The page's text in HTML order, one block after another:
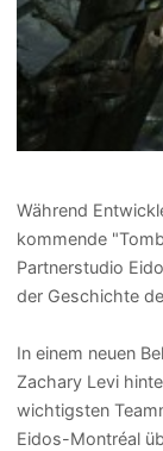
Während
kommende
Partnerstudio
der Geschichte
In einem neuen
Zachary Levi
wichtigsten
Eidos-Montréal